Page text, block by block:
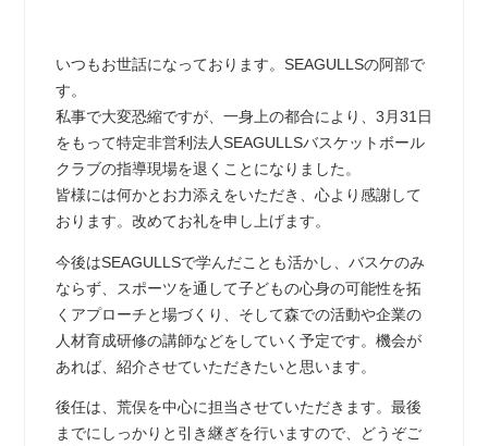
いつもお世話になっております。SEAGULLSの阿部で
す。
私事で大変恐縮ですが、一身上の都合により、3月31日
をもって特定非営利法人SEAGULLSバスケットボール
クラブの指導現場を退くことになりました。
皆様には何かとお力添えをいただき、心より感謝して
おります。改めてお礼を申し上げます。
今後はSEAGULLSで学んだことも活かし、バスケのみ
ならず、スポーツを通して子どもの心身の可能性を拓
くアプローチと場づくり、そして森での活動や企業の
人材育成研修の講師などをしていく予定です。機会が
あれば、紹介させていただきたいと思います。
後任は、荒俣を中心に担当させていただきます。最後
までにしっかりと引き継ぎを行いますので、どうぞご